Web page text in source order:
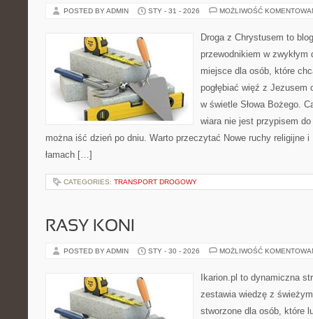
POSTED BY ADMIN STY - 31 - 2026 MOŻLIWOŚĆ
Droga z Chrystusem to
przewodnikiem w zwykłym
miejsce dla osób, które
pogłębiać więź z Jezusem
w świetle Słowa Bożego.
wiara nie jest przypisem
można iść dzień po dniu. Warto przeczytać Nowe ruchy religijne i
łamach […]
CATEGORIES: TRANSPORT DROGOWY
RASY KONI
POSTED BY ADMIN STY - 30 - 2026 MOŻLIWOŚĆ
Ikarion.pl to dynamiczna
zestawia wiedzę z
stworzone dla osób, które